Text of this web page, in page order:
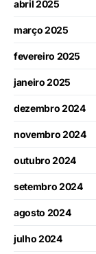
abril 2025
março 2025
fevereiro 2025
janeiro 2025
dezembro 2024
novembro 2024
outubro 2024
setembro 2024
agosto 2024
julho 2024